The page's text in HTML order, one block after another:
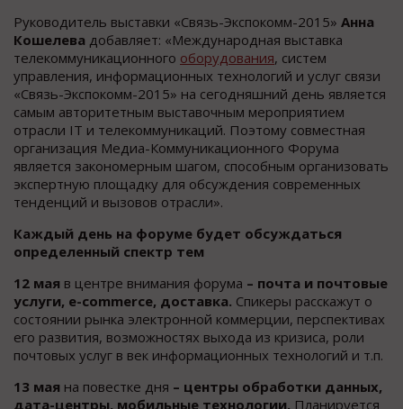
Руководитель выставки «Связь-Экспокомм-2015» Анна
Кошелева добавляет: «Международная выставка
телекоммуникационного оборудования, систем
управления, информационных технологий и услуг связи
«Связь-Экспокомм-2015» на сегодняшний день является
самым авторитетным выставочным мероприятием
отрасли IT и телекоммуникаций. Поэтому совместная
организация Медиа-Коммуникационного Форума
является закономерным шагом, способным организовать
экспертную площадку для обсуждения современных
тенденций и вызовов отрасли».
Каждый день на форуме будет обсуждаться
определенный спектр тем
12 мая в центре внимания форума – почта и почтовые
услуги, e-commerce, доставка. Спикеры расскажут о
состоянии рынка электронной коммерции, перспективах
его развития, возможностях выхода из кризиса, роли
почтовых услуг в век информационных технологий и т.п.
13 мая на повестке дня – центры обработки данных,
дата-центры, мобильные технологии. Планируется